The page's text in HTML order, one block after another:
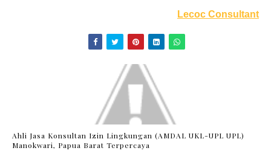
Lecoc Consultant
Ahli Jasa Konsultan Izin Lingkungan (AMDAL UKL-UPL UPL)
Manokwari, Papua Barat Terpercaya